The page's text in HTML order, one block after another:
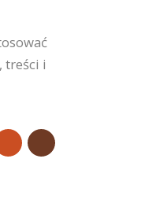
treści i